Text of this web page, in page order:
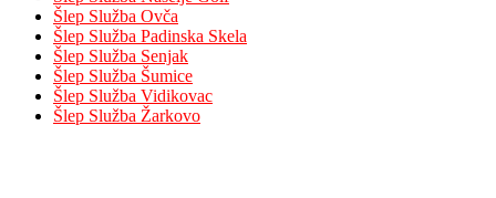
Šlep Služba Ovča
Šlep Služba Padinska Skela
Šlep Služba Senjak
Šlep Služba Šumice
Šlep Služba Vidikovac
Šlep Služba Žarkovo